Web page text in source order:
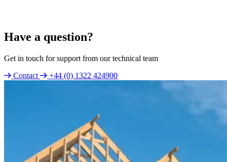
Have a question?
Get in touch for support from our technical team
Contact
+44 (0) 1322 424900